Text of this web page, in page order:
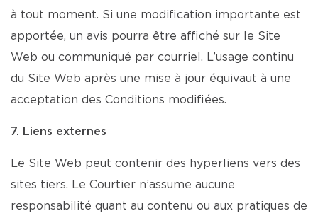
à tout moment. Si une modification importante est
apportée, un avis pourra être affiché sur le Site
Web ou communiqué par courriel. L’usage continu
du Site Web après une mise à jour équivaut à une
acceptation des Conditions modifiées.
7. Liens externes
Le Site Web peut contenir des hyperliens vers des
sites tiers. Le Courtier n’assume aucune
responsabilité quant au contenu ou aux pratiques de